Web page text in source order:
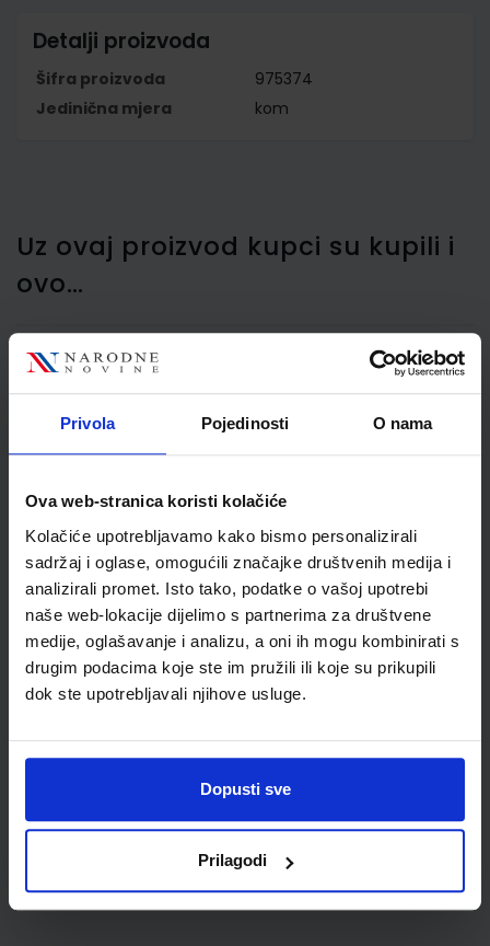
Privola Pojedinosti O nama
Ova web-stranica koristi kolačiće
Kolačiće upotrebljavamo kako bismo personalizirali
sadržaj i oglase, omogućili značajke društvenih medija i
analizirali promet. Isto tako, podatke o vašoj upotrebi
naše web-lokacije dijelimo s partnerima za društvene
medije, oglašavanje i analizu, a oni ih mogu kombinirati s
drugim podacima koje ste im pružili ili koje su prikupili
dok ste upotrebljavali njihove usluge.
Dopusti sve
Prilagodi
Detalji proizvoda
Šifra proizvoda
975374
Jedinična mjera
kom
Uz ovaj proizvod kupci su kupili i
ovo…
Maped Softy bijela
0,50 €